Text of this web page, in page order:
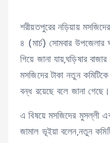
শরীয়তপুরের নড়িয়ায়
৪ (মার্চ) সোমবার উপজেলার
গিয়ে জানা যায়,ঘড়িষার
মসজিদের টাকা নতুন
বন্ধ রয়েছে বলে জানা গেছে।
এ বিষয়ে মসজিদের মুসল্লী
জামাল ভূইয়া বলেন,নতুন